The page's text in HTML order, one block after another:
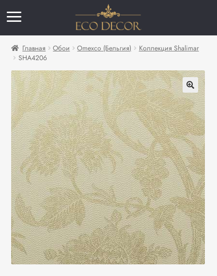
Главная Обои Omexco (Бельгия)
Коллекция Shalimar
SHA4206